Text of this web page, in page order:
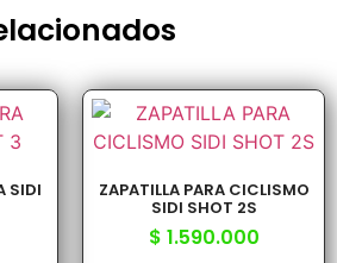
SIDI ZAPATILLA PARA CICLISMO
SIDI SHOT 2S
$ 1.590.000